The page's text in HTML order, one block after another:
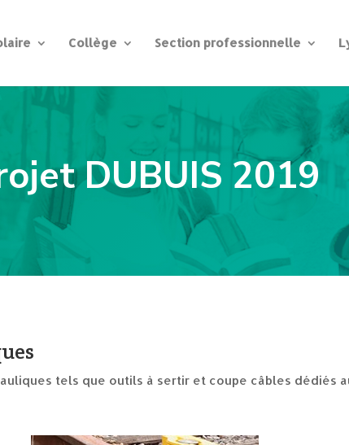
Collège Section professionnelle
DUBUIS 2019
tels que outils à sertir et coupe câbles dédiés